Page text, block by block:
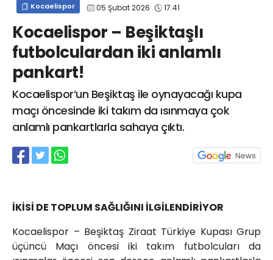
Kocaelispor 05 Şubat 2026 17:41
Kocaelispor – Beşiktaşlı
futbolculardan iki anlamlı
pankart!
Kocaelispor’un Beşiktaş ile oynayacağı kupa
maçı öncesinde iki takım da ısınmaya çok
anlamlı pankartlarla sahaya çıktı.
İKİSİ DE TOPLUM SAĞLIĞINI İLGİLENDİRİYOR
Kocaelispor – Beşiktaş Ziraat Türkiye Kupası Grup
üçüncü Maçı öncesi iki takım futbolcuları da
info@spor41.com